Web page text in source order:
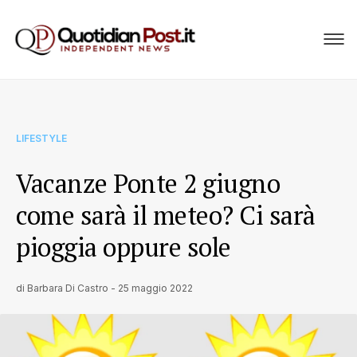
LIFESTYLE
Vacanze Ponte 2 giugno
come sarà il meteo? Ci sarà
pioggia oppure sole
di Barbara Di Castro - 25 maggio 2022